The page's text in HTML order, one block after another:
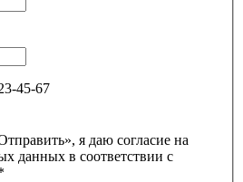
45-67
я даю согласие на
данных в соответствии с